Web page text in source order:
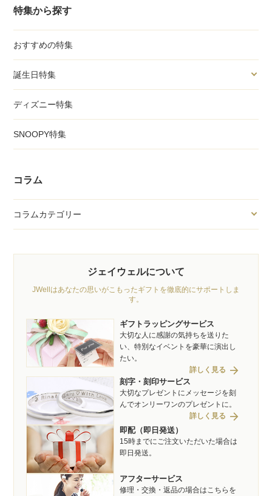
特集から探す
おすすめの特集
誕生日特集
ディズニー特集
SNOOPY特集
コラム
コラムカテゴリー
ジェイウェルについて
JWellはあなたの思いがこもったギフトを徹底的にサポートしま
す。
ギフトラッピングサービス
大切な人に感謝の気持ちを送りた
い、特別なイベントを豪華に演出し
たい。
詳しく見る arrow_forward
刻字・刻印サービス
大切なプレゼントにメッセージを刻
んでオンリーワンのプレゼントに。
詳しく見る arrow_forward
即配（即日発送）
15時までにご注文いただいた場合は
即日発送。
アフターサービス
修理・交換・返品の場合はこちらを